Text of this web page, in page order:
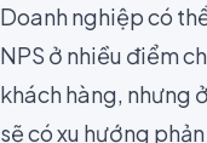
Doanh nghiệp có
NPS ở nhiều điểm
khách hàng, nhưng
sẽ có xu hướng